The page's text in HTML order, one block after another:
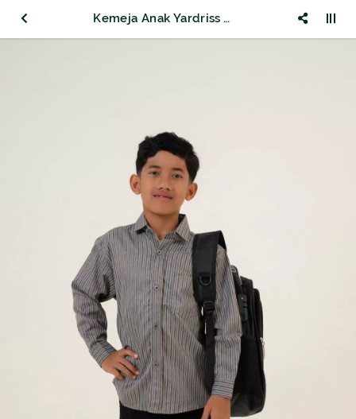
Kemeja Anak Yardriss Warna Lengan Panjang Motif 9865